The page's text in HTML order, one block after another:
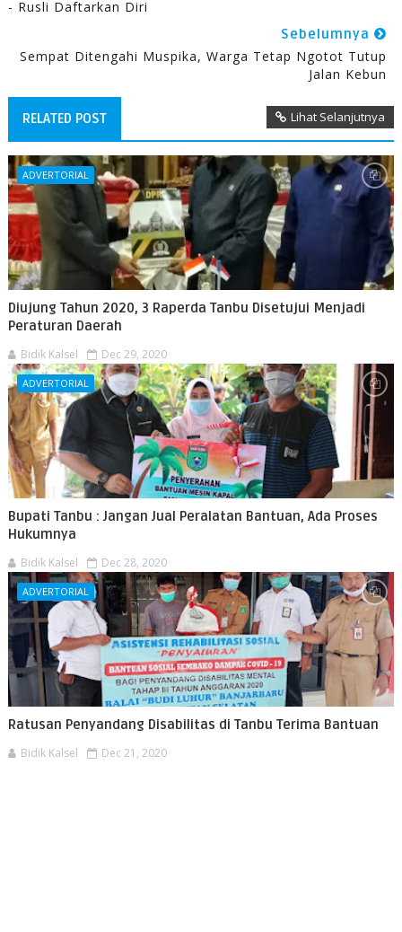
- Rusli Daftarkan Diri
Sebelumnya
Sempat Ditengahi Muspika, Warga Tetap Ngotot Tutup
Jalan Kebun
RELATED POST Lihat Selanjutnya
ADVERTORIAL
Diujung Tahun 2020, 3 Raperda Tanbu Disetujui Menjadi
Peraturan Daerah
Bidik Kalsel Dec 29, 2020
ADVERTORIAL
Bupati Tanbu : Jangan Jual Peralatan Bantuan, Ada Proses
Hukumnya
Bidik Kalsel Dec 28, 2020
ADVERTORIAL
Ratusan Penyandang Disabilitas di Tanbu Terima Bantuan
Bidik Kalsel Dec 21, 2020